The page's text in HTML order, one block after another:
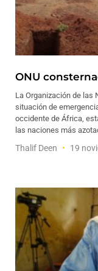
ONU
La Organización de las
situación de
occidente de África,
las naciones más
Thalif Deen 19